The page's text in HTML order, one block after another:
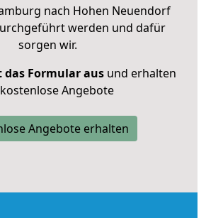
nach Hohen Neuendorf
werden und dafür
sorgen wir.
das Formular ausund erhalten
Angebote
Angebote erhalten